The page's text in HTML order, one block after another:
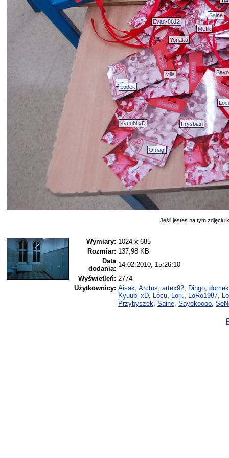
Evan-8812
Frysbian
Kyuubi xD
Lort
Ludek
Mefik
Mila
Omagi
Saine
Yonaka
Jeśli jesteś na tym zdjęciu
Wymiary: 1024 x 685
Rozmiar: 137,98 KB
Data
dodania:
14.02.2010, 15:26:10
Wyświetleń: 2774
Użytkownicy: Aisak Arctus artex92 Dingo domek
Kyuubi xD
Locu Lori. LoRo1987
Przybyszek Saine Sayokoooo